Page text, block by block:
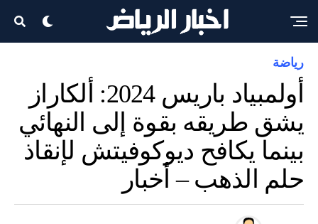
رياضة
أولمبياد باريس 2024: ألكاراز
يشق طريقه بقوة إلى النهائي
بينما يكافح ديوكوفيتش لإنقاذ
حلم الذهب – أخبار